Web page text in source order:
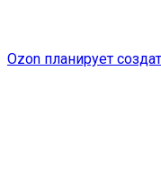
Ozon планирует